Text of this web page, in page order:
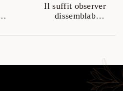
Il suffit observer
dissemblables
reellement affectee